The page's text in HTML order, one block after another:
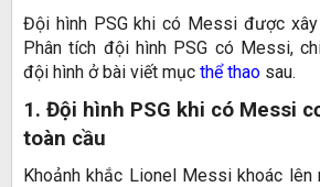
Đội hình PSG khi có Messi được
Phân tích đội hình PSG có Messi,
đội hình ở bài viết mục thể thao sau.
1. Đội hình PSG khi có Messi
toàn cầu
Khoảnh khắc Lionel Messi khoác lên